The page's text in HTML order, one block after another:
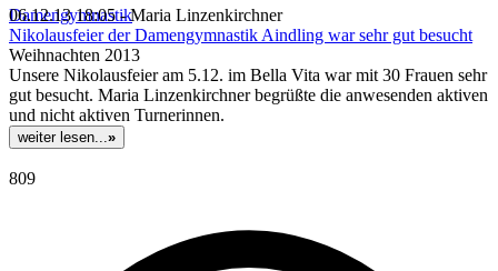
Damengymnastik
06.12.13 18:05 - Maria Linzenkirchner
Nikolausfeier der Damengymnastik Aindling war sehr gut besucht
Weihnachten 2013
Unsere Nikolausfeier am 5.12. im Bella Vita war mit 30 Frauen sehr
gut besucht. Maria Linzenkirchner begrüßte die anwesenden aktiven
und nicht aktiven Turnerinnen.
weiter lesen...»
809